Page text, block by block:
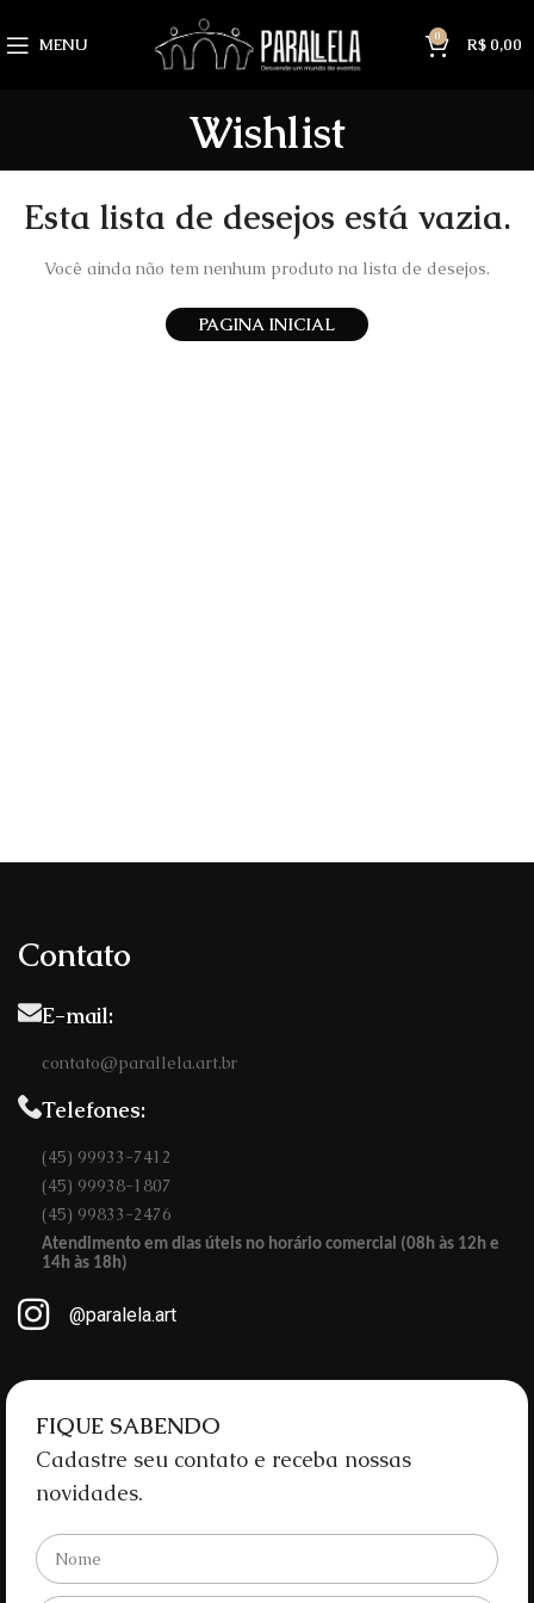
MENU 0 R$ 0,00
Wishlist
Esta lista de desejos está vazia.
Você ainda não tem nenhum produto na lista de desejos.
PAGINA INICIAL
Contato
E-mail:
contato@parallela.art.br
Telefones:
(45) 99933-7412
(45) 99938-1807
(45) 99833-2476
Atendimento em dias úteis no horário comercial (08h às 12h e
14h às 18h)
@paralela.art
FIQUE SABENDO
Cadastre seu contato e receba nossas
novidades.